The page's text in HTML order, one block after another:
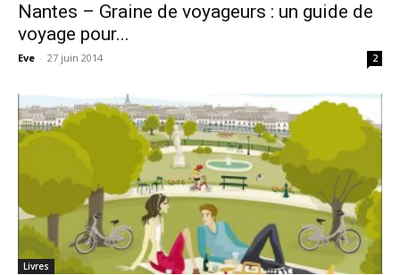
Nantes – Graine de voyageurs : un guide de
voyage pour...
Eve - 27 juin 2014 2
Livres